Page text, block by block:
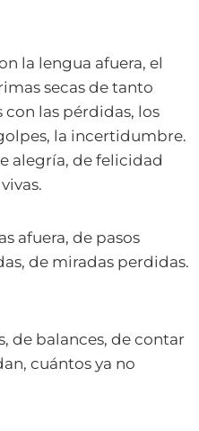
la lengua afuera, el
secas de tanto
las pérdidas, los
la incertidumbre.
alegría, de felicidad
afuera, de pasos
de miradas perdidas.
de balances, de contar
cuántos ya no